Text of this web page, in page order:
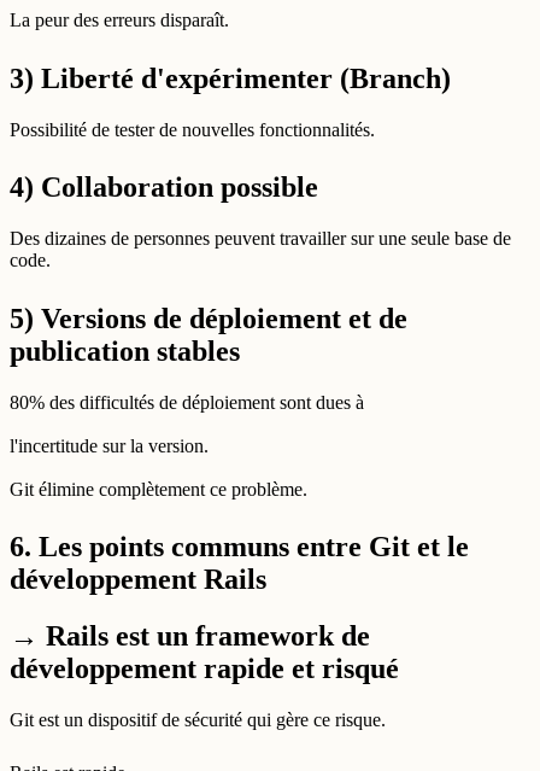
La peur des erreurs disparaît.
3) Liberté d'expérimenter (Branch)
Possibilité de tester de nouvelles fonctionnalités.
4) Collaboration possible
Des dizaines de personnes peuvent travailler sur une seule base de
code.
5) Versions de déploiement et de
publication stables
80% des difficultés de déploiement sont dues à
l'incertitude sur la version.
Git élimine complètement ce problème.
6. Les points communs entre Git et le
développement Rails
→ Rails est un framework de
développement rapide et risqué
Git est un dispositif de sécurité qui gère ce risque.